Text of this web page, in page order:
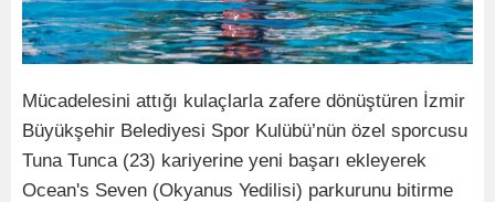
Mücadelesini attığı kulaçlarla zafere dönüştüren İzmir
Büyükşehir Belediyesi Spor Kulübü’nün özel sporcusu
Tuna Tunca (23) kariyerine yeni başarı ekleyerek
Ocean's Seven (Okyanus Yedilisi) parkurunu bitirme